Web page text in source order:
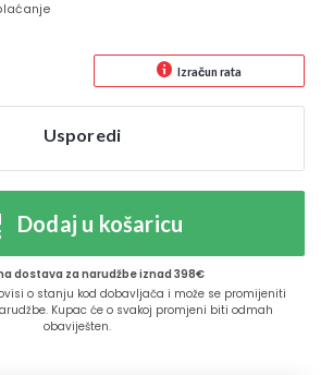
Izračun rata
Usporedi
Dodaj u košaricu
dostava za narudžbe iznad 398€
o stanju kod dobavljača i može se promijeniti
Kupac će o svakoj promjeni biti odmah
obaviješten.